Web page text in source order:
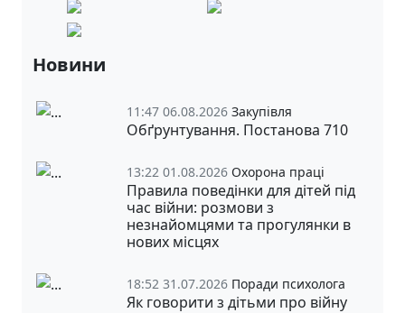
Новини
11:47 06.08.2026 Закупівля
Обґрунтування. Постанова 710
13:22 01.08.2026 Охорона праці
Правила поведінки для дітей під
час війни: розмови з
незнайомцями та прогулянки в
нових місцях
18:52 31.07.2026 Поради психолога
Як говорити з дітьми про війну